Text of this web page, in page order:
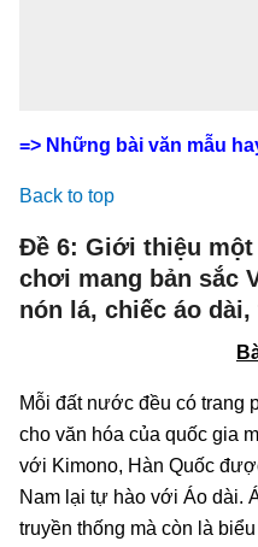
=> Những bài văn mẫu
Back to top
Đề 6: Giới thiệu
chơi mang bản sắc
nón lá, chiếc áo
Mỗi đất nước đều có trang
cho văn hóa của quốc gia
với Kimono, Hàn Quốc
Nam lại tự hào với Áo dài.
truyền thống mà còn là